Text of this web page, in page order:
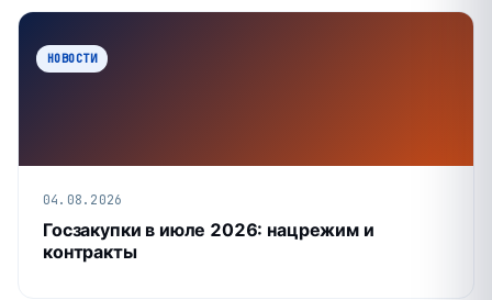
НОВОСТИ
04.08.2026
Госзакупки в июле 2026: нацрежим и
контракты